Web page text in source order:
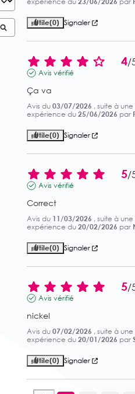
Utile(0) Signaler
4/
Avis vérifié
Ça va
Avis du 03/07/2026 , suite à une
expérience du 25/06/2026 par
Utile(0) Signaler
5/
Avis vérifié
Correct
Avis du 11/03/2026 , suite à une
expérience du 20/02/2026 par
Utile(0) Signaler
5/
Avis vérifié
nickel
Avis du 07/02/2026 , suite à une
expérience du 20/01/2026 par
Utile(0) Signaler